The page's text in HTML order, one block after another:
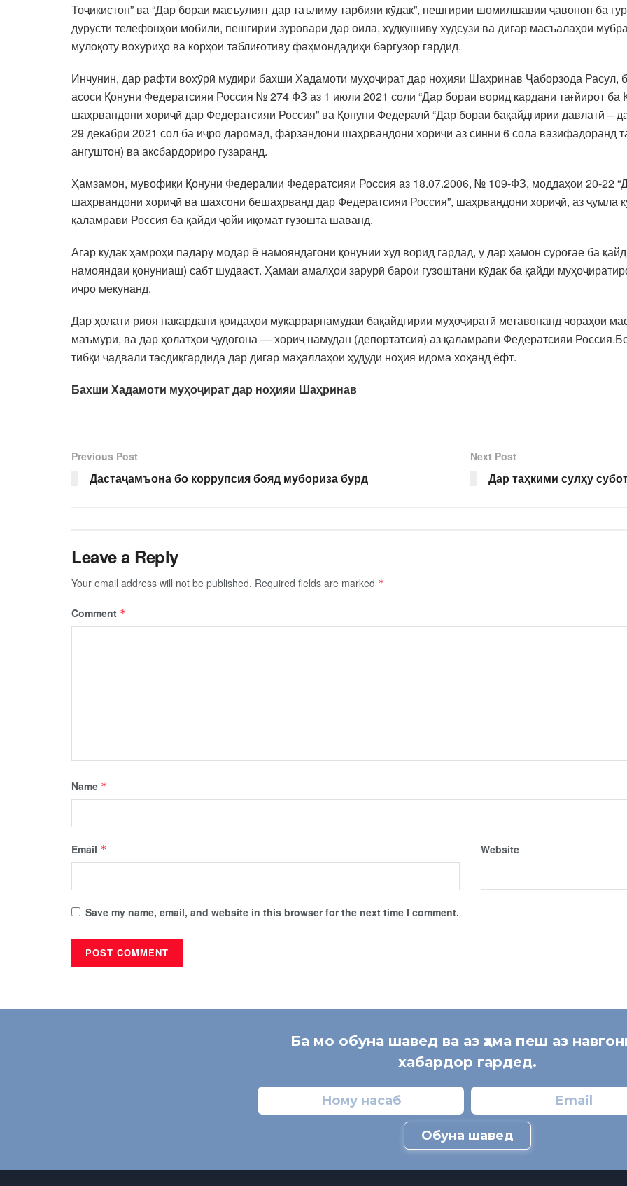
Тоҷикистон” ва “Дар бораи масъулият дар таълиму тарбияи кӯдак”, пешгирии шомилшавии ҷавонон ба
дурусти телефонҳои мобилӣ, пешгирии зӯроварӣ дар оила, худкушиву худсӯзӣ ва дигар масъалаҳои
мулоқоту вохӯриҳо ва корҳои таблиғотиву фаҳмондадиҳӣ баргузор гардид.
Инчунин, дар рафти вохӯрӣ мудири бахши Хадамоти муҳоҷират дар ноҳияи Шаҳринав Ҷаборзода Расул,
асоси Қонуни Федератсияи Россия № 274 ФЗ аз 1 июли 2021 соли “Дар бораи ворид кардани тағйирот ба
шаҳрвандони хориҷӣ дар Федератсияи Россия” ва Қонуни Федералӣ “Дар бораи бақайдгирии давлатӣ –
29 декабри 2021 сол ба иҷро даромад, фарзандони шаҳрвандони хориҷӣ аз синни 6 сола вазифадоранд
ангуштон) ва аксбардориро гузаранд.
Ҳамзамон, мувофиқи Қонуни Федералии Федератсияи Россия аз 18.07.2006, № 109-ФЗ, моддаҳои 20-22
шаҳрвандони хориҷӣ ва шахсони бешаҳрванд дар Федератсияи Россия”, шаҳрвандони хориҷӣ, аз ҷумла
қаламрави Россия ба қайди ҷойи иқомат гузошта шаванд.
Агар кӯдак ҳамроҳи падару модар ё намояндагони қонунии худ ворид гардад, ӯ дар ҳамон суроғае ба
намояндаи қонуниаш) сабт шудааст. Ҳамаи амалҳои зарурӣ барои гузоштани кӯдак ба қайди
иҷро мекунанд.
Дар ҳолати риоя накардани қоидаҳои муқаррарнамудаи бақайдгирии муҳоҷиратӣ метавонанд чораҳои
маъмурӣ, ва дар ҳолатҳои ҷудогона — хориҷ намудан (депортатсия) аз қаламрави Федератсияи
тибқи ҷадвали тасдиқгардида дар дигар маҳаллаҳои ҳудуди ноҳия идома хоҳанд ёфт.
Бахши Хадамоти муҳоҷират дар ноҳияи Шаҳринав
Previous Post
Дастаҷамъона бо коррупсия бояд мубориза бурд
Next Post
Дар таҳкими сулҳу
Leave a Reply
Your email address will not be published. Required fields are marked *
Comment *
Name *
Email * Website
Save my name, email, and website in this browser for the next time I comment.
Ба мо обуна шавед ва аз ҳама пеш аз
хабардор гардед.
Обуна шавед